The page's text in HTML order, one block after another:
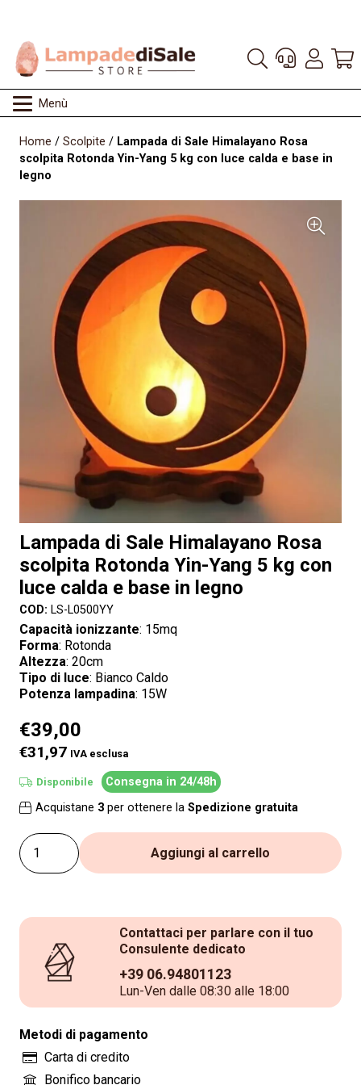
Menù
Home / Scolpite / Lampada di Sale Himalayano Rosa
scolpita Rotonda Yin-Yang 5 kg con luce calda e base in
legno
Lampada di Sale Himalayano Rosa
scolpita Rotonda Yin-Yang 5 kg con
luce calda e base in legno
COD: LS-L0500YY
Capacità ionizzante: 15mq
Forma: Rotonda
Altezza: 20cm
Tipo di luce: Bianco Caldo
Potenza lampadina: 15W
€39,00
€31,97 IVA esclusa
Disponibile
Consegna in 24/48h
Acquistane 3per ottenere la Spedizione gratuita
Lampada
di
scolpita
Rotonda
Yin-
Aggiungi al carrello
Contattaci per parlare con il tuo
Consulente dedicato
+39 06.94801123
Lun-Ven dalle 08:30 alle 18:00
Metodi di pagamento
Carta di credito
Bonifico bancario